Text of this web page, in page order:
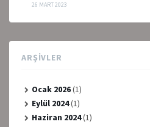
26 MART 2023
ARŞIVLER
Ocak 2026(1)
Eylül 2024(1)
Haziran 2024(1)